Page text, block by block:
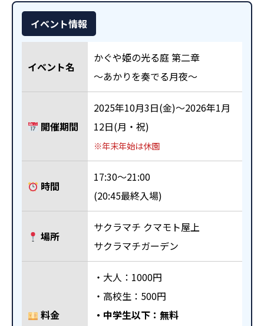
イベント情報
イベント名
かぐや姫の光る庭 第二章
～あかりを奏でる月夜～
開催期間
2025年10月3日(金)～2026年1月
12日(月・祝)
※年末年始は休園
時間
17:30～21:00
(20:45最終入場)
場所
サクラマチ クマモト屋上
サクラマチガーデン
料金
・大人：1000円
・高校生：500円
・中学生以下：無料